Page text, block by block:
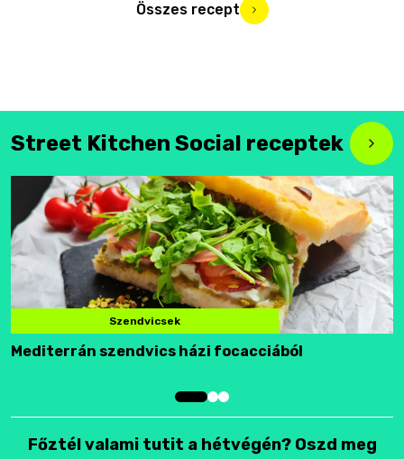
Összes recept
Street Kitchen Social receptek
Szendvicsek
Mediterrán szendvics házi focacciából
Főztél valami tutit a hétvégén? Oszd meg